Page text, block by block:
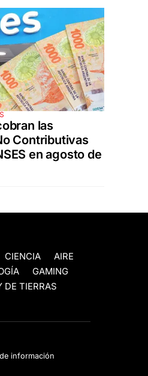
las
Contributivas
en agosto de
CIENCIA
AIRE
GAMING
DE TIERRAS
información